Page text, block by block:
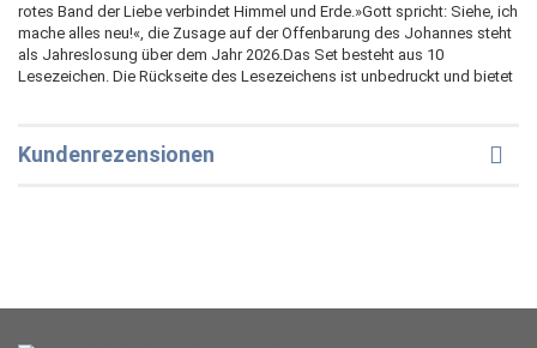
rotes Band der Liebe verbindet Himmel und Erde.»Gott spricht: Siehe, ich
mache alles neu!«, die Zusage auf der Offenbarung des Johannes steht
als Jahreslosung über dem Jahr 2026.Das Set besteht aus 10
Lesezeichen. Die Rückseite des Lesezeichens ist unbedruckt und bietet
Kundenrezensionen